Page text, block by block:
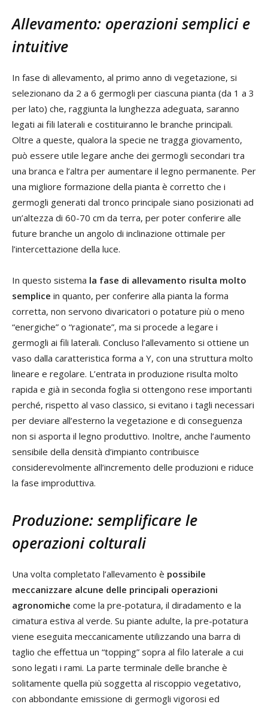
Allevamento: operazioni semplici e
intuitive
In fase di allevamento, al primo anno di vegetazione, si
selezionano da 2 a 6 germogli per ciascuna pianta (da 1 a 3
per lato) che, raggiunta la lunghezza adeguata, saranno
legati ai fili laterali e costituiranno le branche principali.
Oltre a queste, qualora la specie ne tragga giovamento,
può essere utile legare anche dei germogli secondari tra
una branca e l’altra per aumentare il legno permanente. Per
una migliore formazione della pianta è corretto che i
germogli generati dal tronco principale siano posizionati ad
un’altezza di 60-70 cm da terra, per poter conferire alle
future branche un angolo di inclinazione ottimale per
l’intercettazione della luce.
In questo sistema la fase di allevamento risulta molto
semplice in quanto, per conferire alla pianta la forma
corretta, non servono divaricatori o potature più o meno
“energiche” o “ragionate”, ma si procede a legare i
germogli ai fili laterali. Concluso l’allevamento si ottiene un
vaso dalla caratteristica forma a Y, con una struttura molto
lineare e regolare. L’entrata in produzione risulta molto
rapida e già in seconda foglia si ottengono rese importanti
perché, rispetto al vaso classico, si evitano i tagli necessari
per deviare all’esterno la vegetazione e di conseguenza
non si asporta il legno produttivo. Inoltre, anche l’aumento
sensibile della densità d’impianto contribuisce
considerevolmente all’incremento delle produzioni e riduce
la fase improduttiva.
Produzione: semplificare le
operazioni colturali
Una volta completato l’allevamento è possibile
meccanizzare alcune delle principali operazioni
agronomiche come la pre-potatura, il diradamento e la
cimatura estiva al verde. Su piante adulte, la pre-potatura
viene eseguita meccanicamente utilizzando una barra di
taglio che effettua un “topping” sopra al filo laterale a cui
sono legati i rami. La parte terminale delle branche è
solitamente quella più soggetta al riscoppio vegetativo,
con abbondante emissione di germogli vigorosi ed